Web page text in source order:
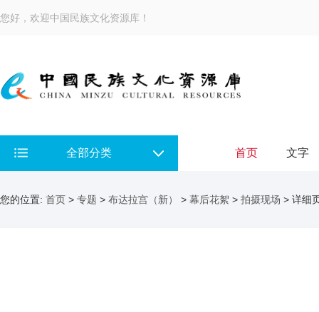
您好，欢迎中国民族文化资源库！
全部分类 首页 文字
您的位置: 首页 > 专题 > 布达拉宫（新） > 幕后花絮 > 拍摄现场 > 详细